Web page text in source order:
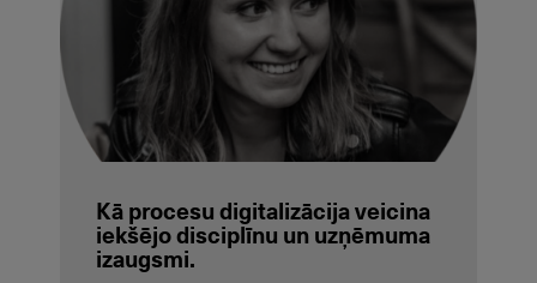
Kā procesu digitalizācija veicina
iekšējo disciplīnu un uzņēmuma
izaugsmi.